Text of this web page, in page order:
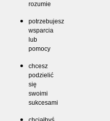
rozumie
potrzebujesz
wsparcia
lub
pomocy
chcesz
podzielić
się
swoimi
sukcesami